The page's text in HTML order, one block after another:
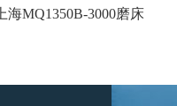
上海MQ1350B-3000磨床